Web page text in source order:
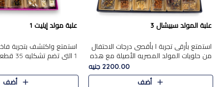
علبة المولد سبيشال 3
استمتع بأرقى تجربة ا بأقصى درجات الاحتفال
من حلويات المولد المصريه الأصيلة مع هذه
الفخامة مع علبة سبيشال 3 التي تضم 56
قطعة من تشكيلة استثن..
2200.00 جنيه
أضف
علبة مولد إيليت 1
استمتع واكتشف بتجربة
1 التي
حلويات المولد المصري
بشكل جميل في علبة
أضف